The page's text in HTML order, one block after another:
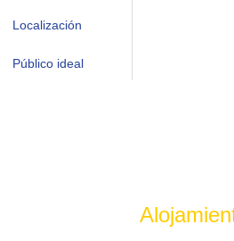
Localización
Público ideal